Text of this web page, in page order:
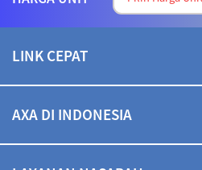
LINK CEPAT
Mekanisme Penyelesaian
Bergabung Bersama AXA
AXA DI INDONESIA